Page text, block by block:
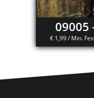
09005
€ 1,99 / Min.